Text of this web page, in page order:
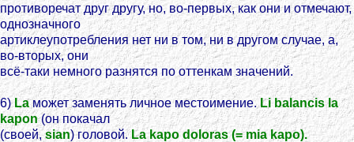
противоречат друг другу, но, во-первых, как они и отмечают,
однозначного
артиклеупотребления нет ни в том, ни в другом случае, а,
во-вторых, они
всё-таки немного разнятся по оттенкам значений.
6) Laможет заменять личное местоимение.Li balancis la
kapon(он покачал
(своей,sian) головой. La kapo doloras (= mia kapo).